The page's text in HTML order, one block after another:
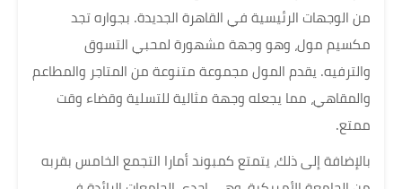
من الوجهات الرئيسية في القاهرة الجديدة. بجواره تجد
مكسيم مول، وهو وجهة مشهورة لمحبي التسوق
والترفيه. يقدم المول مجموعة متنوعة من المتاجر والمطاعم
والمقاهي، مما يجعله وجهة مثالية للتسلية وقضاء وقت
ممتع.
بالإضافة إلى ذلك، يتمتع كمبوند أمارا التجمع الخامس بقربه